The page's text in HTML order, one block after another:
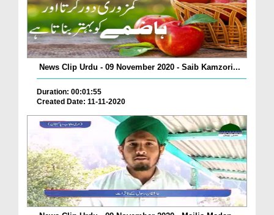
News Clip Urdu - 09 November 2020 - Saib Kamzori...
Duration: 00:01:55
Created Date: 11-11-2020